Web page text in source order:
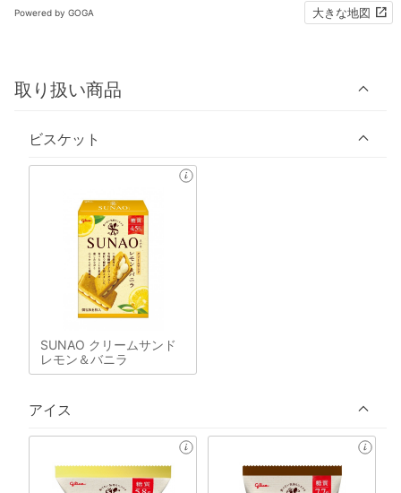
Powered by GOGA 大きな地図
取り扱い商品
ビスケット
SUNAO クリームサンド
レモン＆バニラ
アイス